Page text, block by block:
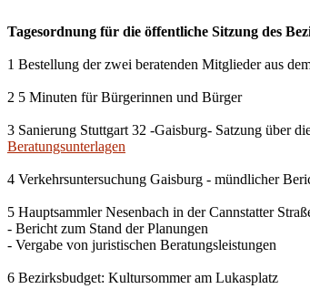
Tagesordnung für die öffentliche Sitzung des
1 Bestellung der zwei beratenden Mitglieder aus
2 5 Minuten für Bürgerinnen und Bürger
3 Sanierung Stuttgart 32 -Gaisburg- Satzung über
Beratungsunterlagen
4 Verkehrsuntersuchung Gaisburg - mündlicher
5 Hauptsammler Nesenbach in der Cannstatter
- Bericht zum Stand der Planungen
- Vergabe von juristischen Beratungsleistungen
6 Bezirksbudget: Kultursommer am Lukasplatz